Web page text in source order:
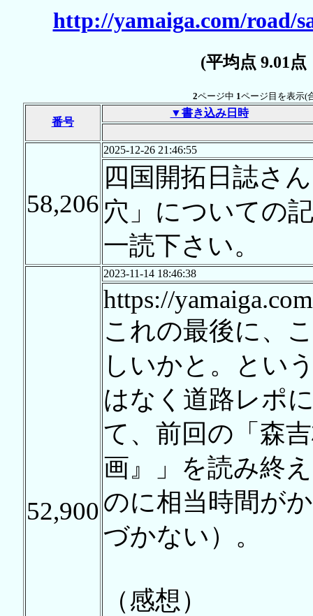
http://yamaiga.com/road/
(平均点 9.01
2ページ中 1ページ目を表示(
番号
▼書き込み日時
58,206
2025-12-26 21:46:55
四国開拓日誌さ
穴」についての
一読下さい。
52,900
2023-11-14 18:46:38
https://
これの最後に、
しいかと。とい
はなく道路レポ
て、前回の「森
画』」を読み終
のに相当時間が
づかない）。
（感想）